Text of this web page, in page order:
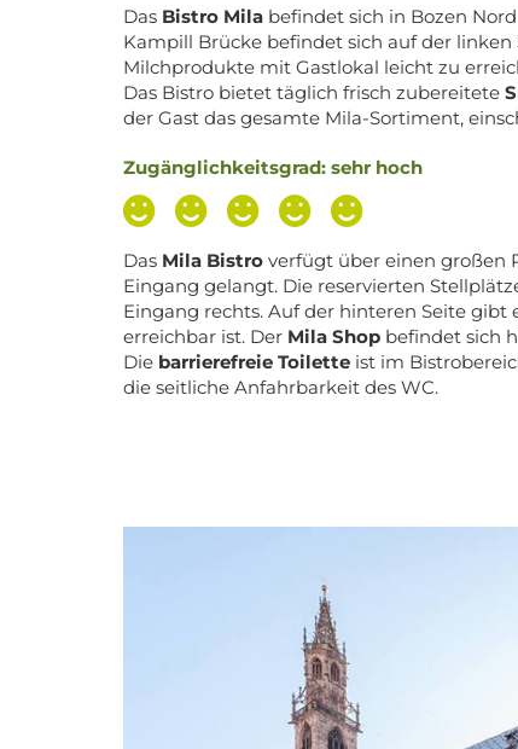
Das Bistro Mila befindet sich in Bozen
Kampill Brücke befindet sich auf der linken
Milchprodukte mit Gastlokal leicht zu
Das Bistro bietet täglich frisch zubereitete
der Gast das gesamte Mila-Sortiment,
Zugänglichkeitsgrad: sehr hoch
Das Mila Bistro verfügt über einen großen
Eingang gelangt. Die reservierten
Eingang rechts. Auf der hinteren Seite gibt
erreichbar ist. Der Mila Shop befindet sich
Die barrierefreie Toilette ist im
die seitliche Anfahrbarkeit des WC.